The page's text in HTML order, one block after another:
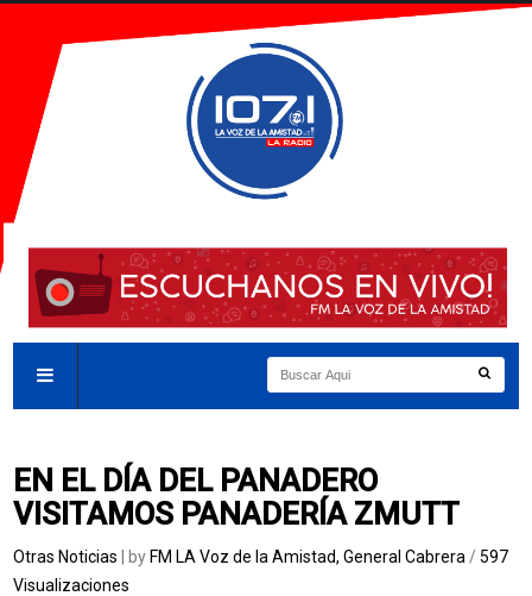
EN EL DÍA DEL PANADERO
VISITAMOS PANADERÍA ZMUTT
Otras Noticias | by FM LA Voz de la Amistad, General Cabrera /597
Visualizaciones